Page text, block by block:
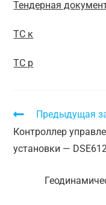
Тендерная
ТС к
ТС р
Предыдущая
Контроллер
установки —